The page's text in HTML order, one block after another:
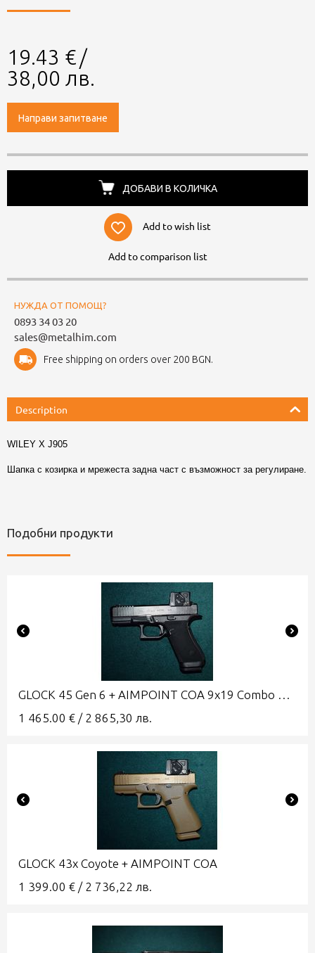
19.43 € /
38,00 лв.
Направи запитване
ДОБАВИ В КОЛИЧКА
Add to wish list
Add to comparison list
НУЖДА ОТ ПОМОЩ?
0893 34 03 20
sales@metalhim.com
Free shipping on orders over 200 BGN.
Description
WILEY X J905
Шапка с козирка и мрежеста задна част с възможност за регулиране.
Подобни продукти
GLOCK 45 Gen 6 + AIMPOINT COA 9x19 Combo A-CUT
1 465.00 € / 2 865,30 лв.
GLOCK 43x Coyote + AIMPOINT COA
1 399.00 € / 2 736,22 лв.